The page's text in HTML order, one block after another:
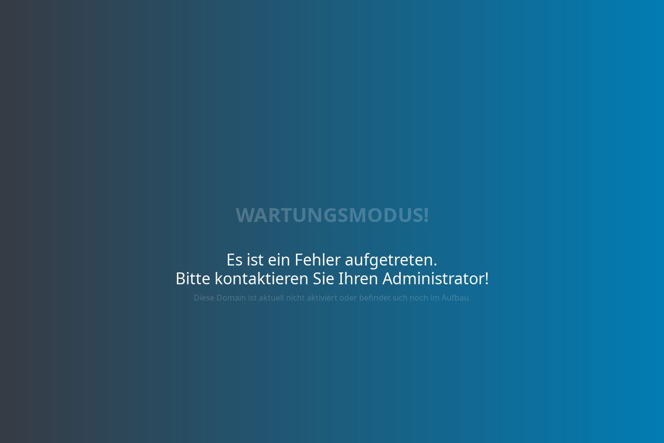
WARTUNGSMODUS!
Es ist ein Fehler aufgetreten.
Bitte kontaktieren Sie Ihren Administrator!
Diese Domain ist aktuell nicht aktiviert oder befindet sich noch im Aufbau.